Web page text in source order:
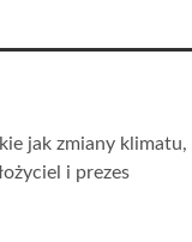
jak zmiany klimatu,
i prezes